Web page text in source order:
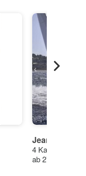
Jeanneau
4 Kabinen | 8
ab 2731€ pro